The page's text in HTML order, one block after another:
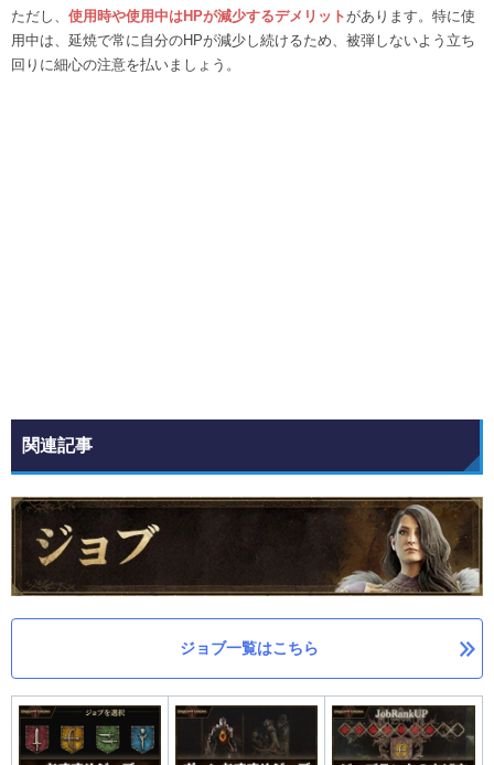
ただし、 使用時や使用中はHPが減少するデメリットがあります。特に使
用中は、延焼で常に自分のHPが減少し続けるため、被弾しないよう立ち
回りに細心の注意を払いましょう。
関連記事
ジョブ一覧はこちら